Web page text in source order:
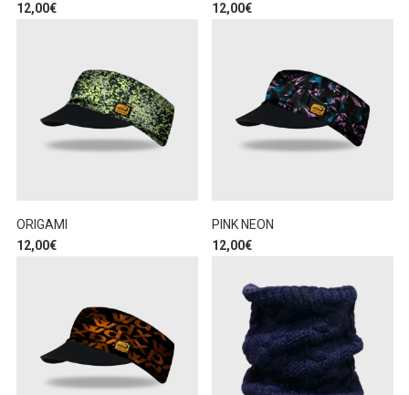
12,00€
12,00€
ORIGAMI
12,00€
PINK NEON
12,00€